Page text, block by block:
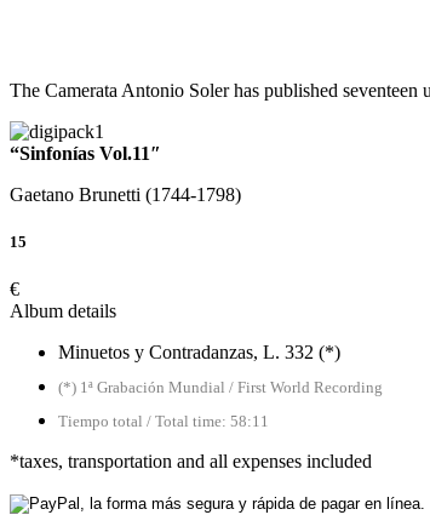
The Camerata Antonio Soler has published
“Sinfonías Vol.11″
Gaetano Brunetti (1744-1798)
15
€
Album details
Minuetos y Contradanzas, L. 332 (*)
(*) 1ª Grabación Mundial / First World Recording
Tiempo total / Total time: 58:11
*taxes, transportation and all expenses included